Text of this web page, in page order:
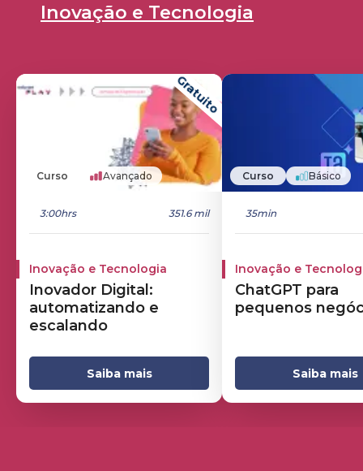
Inovação e Tecnologia
Gratuito
Curso Avançado
3:00hrs 351.6 mil
Inovação e Tecnologia
Inovador Digital:
automatizando e
escalando
Saiba mais
Curso Básico
35min
Inovação e
ChatGPT para
pequenos
Saiba mais